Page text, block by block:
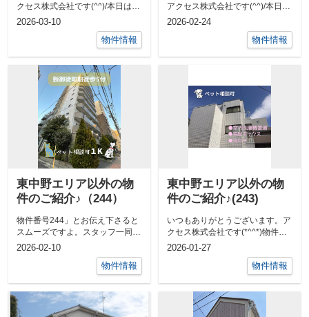
クセス株式会社です(^^)/本日は横
浜エリアの分譲賃貸マンションの
2026-03-10
物件情報
アクセス株式会社です(^^)/本日は
東中野から離れ、永福町の貸戸建
2026-02-24
物件情報
東中野エリア以外の物
件のご紹介♪（244）
物件番号244」とお伝え下さると
スムーズですよ。スタッフ一同☆
アクセス株式会社 ☆TEL：...
2026-02-10
物件情報
東中野エリア以外の物
件のご紹介♪(243)
いつもありがとうございます。ア
クセス株式会社です(*^^*)物件を
ご紹介します！目黒区碑文谷のこ
2026-01-27
物件情報